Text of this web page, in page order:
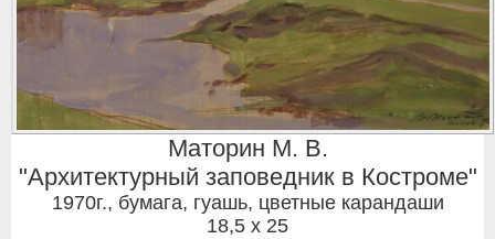
Маторин М. В.
"Архитектурный заповедник в Костроме"
1970г., бумага, гуашь, цветные карандаши
18,5 x 25